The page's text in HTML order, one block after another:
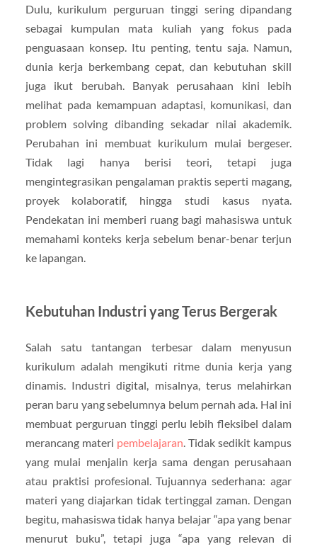
Dulu, kurikulum perguruan tinggi sering dipandang
sebagai kumpulan mata kuliah yang fokus pada
penguasaan konsep. Itu penting, tentu saja. Namun,
dunia kerja berkembang cepat, dan kebutuhan skill
juga ikut berubah. Banyak perusahaan kini lebih
melihat pada kemampuan adaptasi, komunikasi, dan
problem solving dibanding sekadar nilai akademik.
Perubahan ini membuat kurikulum mulai bergeser.
Tidak lagi hanya berisi teori, tetapi juga
mengintegrasikan pengalaman praktis seperti magang,
proyek kolaboratif, hingga studi kasus nyata.
Pendekatan ini memberi ruang bagi mahasiswa untuk
memahami konteks kerja sebelum benar-benar terjun
ke lapangan.
Kebutuhan Industri yang Terus Bergerak
Salah satu tantangan terbesar dalam menyusun
kurikulum adalah mengikuti ritme dunia kerja yang
dinamis. Industri digital, misalnya, terus melahirkan
peran baru yang sebelumnya belum pernah ada. Hal ini
membuat perguruan tinggi perlu lebih fleksibel dalam
merancang materi pembelajaran. Tidak sedikit kampus
yang mulai menjalin kerja sama dengan perusahaan
atau praktisi profesional. Tujuannya sederhana: agar
materi yang diajarkan tidak tertinggal zaman. Dengan
begitu, mahasiswa tidak hanya belajar “apa yang benar
menurut buku”, tetapi juga “apa yang relevan di